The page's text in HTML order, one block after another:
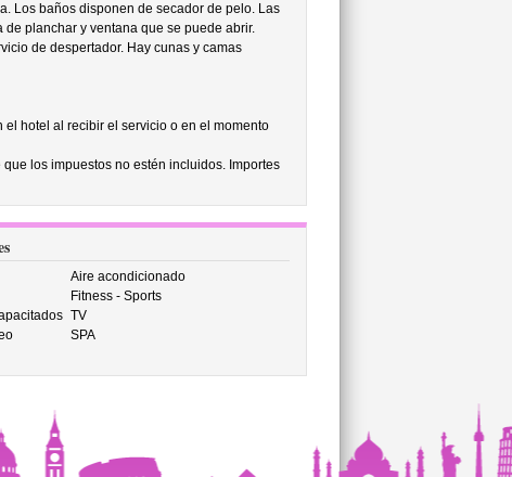
Los baños disponen de secador de pelo. Las
planchar y ventana que se puede abrir.
de despertador. Hay cunas y camas
hotel al recibir el servicio o en el momento
los impuestos no estén incluidos. Importes
Aire acondicionado
Fitness - Sports
TV
SPA